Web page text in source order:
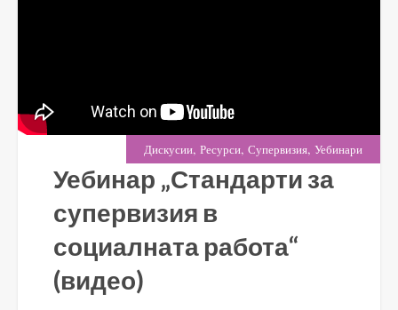
Дискусии, Ресурси, Супервизия, Уебинари
Уебинар „Стандарти за
супервизия в
социалната работа“
(видео)